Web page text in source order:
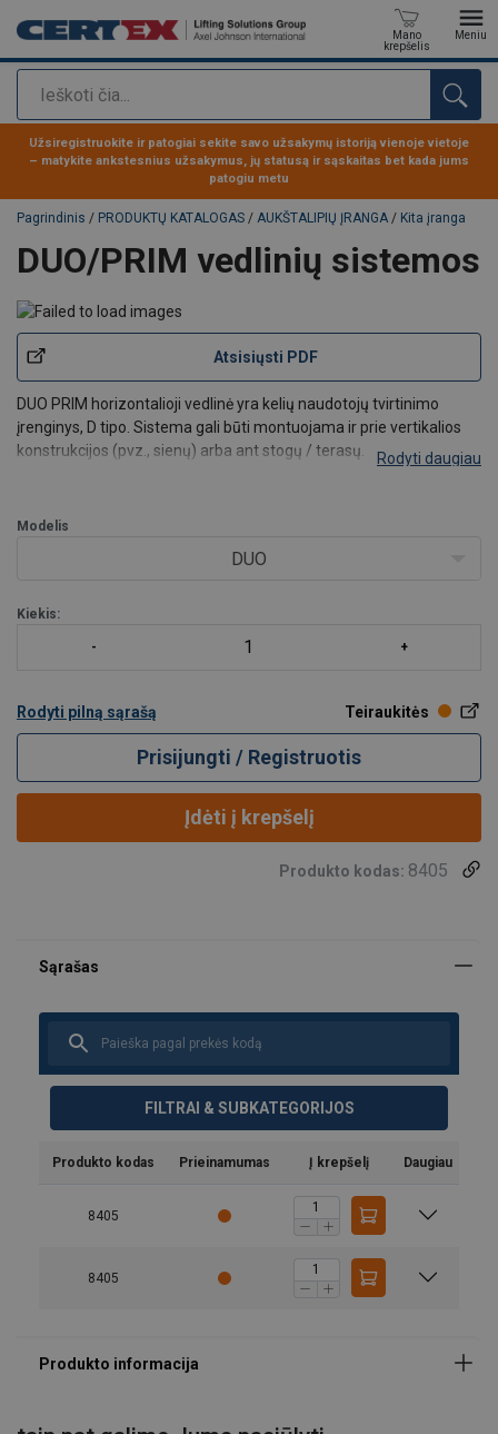
Paieška
Mano
krepšelis
Meniu
Produktas buvo pridėtas prie jūsų užklausos
Užsiregistruokite ir patogiai sekite savo užsakymų istoriją vienoje vietoje
– matykite ankstesnius užsakymus, jų statusą ir sąskaitas bet kada jums
patogiu metu
Pagrindinis / PRODUKTŲ KATALOGAS / AUKŠTALIPIŲ ĮRANGA / Kita įranga
DUO/PRIM vedlinių sistemos
Atsisiųsti PDF
DUO PRIM horizontalioji vedlinė yra kelių naudotojų tvirtinimo
įrenginys, D tipo. Sistema gali būti montuojama ir prie vertikalios
konstrukcijos (pvz., sienų) arba ant stogų / terasų.
arba st
Rodyti daugiau
Modelis
DUO
Kiekis:
Rodyti pilną sąrašą Teiraukitės
Prisijungti / Registruotis
Įdėti į krepšelį
Produkto kodas: 8405
FILTRAI & SUBKATEGORIJOS
Produkto kodas Prieinamumas Į krepšelį Daugiau
8405
8405